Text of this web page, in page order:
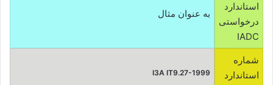
استاندارد
درخواستی
IADC
به عنوان مثال
شماره
استاندارد
I3A IT9.27-1999